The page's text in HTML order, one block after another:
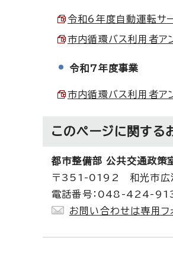
令和6年度自動運転サ
市内循環バス利用者ア
令和7年度事業
市内循環バス利用者ア
このページに関する
都市整備部 公共交通政策
〒351-0192 和光市広
電話番号：048-424-
お問い合わせは専用フ